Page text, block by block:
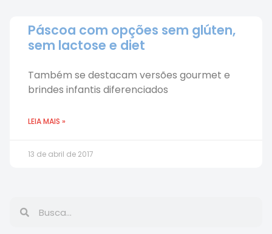
Páscoa com opções sem glúten,
sem lactose e diet
Também se destacam versões gourmet e
brindes infantis diferenciados
LEIA MAIS »
13 de abril de 2017